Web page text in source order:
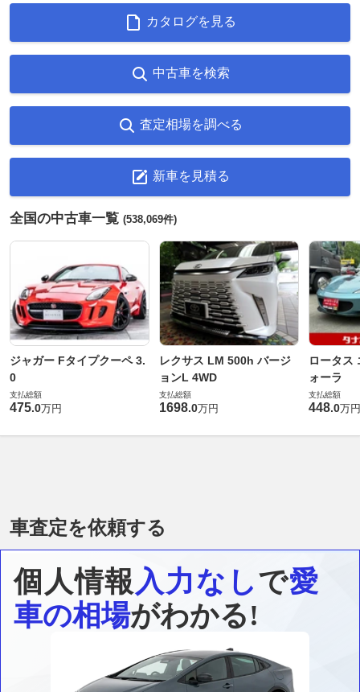
カタログを見る
中古車を検索
査定相場を調べる
新車を見積る
全国の中古車一覧 (538,069件)
ジャガー Fタイプクーペ 3.
0
支払総額
475.0万円
レクサス LM 500h バージ
ョンL 4WD
支払総額
1698.0万円
ロータス
ォーラ
支払総額
448.0万円
車査定を依頼する
個人情報入力なしで愛
車の相場がわかる!